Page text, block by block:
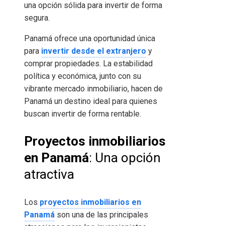
una opción sólida para invertir de forma
segura.
Panamá ofrece una oportunidad única
para invertir desde el extranjero y
comprar propiedades. La estabilidad
política y económica, junto con su
vibrante mercado inmobiliario, hacen de
Panamá un destino ideal para quienes
buscan invertir de forma rentable.
Proyectos inmobiliarios
en Panamá: Una opción
atractiva
Los proyectos inmobiliarios en
Panamá son una de las principales